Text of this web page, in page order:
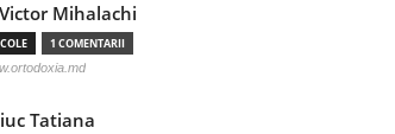
Mihalachi
1 COMENTARII
Tatiana